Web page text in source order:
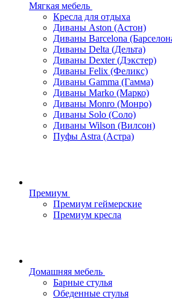
Мягкая мебель
Кресла для отдыха
Диваны Aston (Астон)
Диваны Barcelona
Диваны Delta (Дельта)
Диваны Dexter (Дэкстер)
Диваны Felix (Феликс)
Диваны Gamma (Гамма)
Диваны Marko (Марко)
Диваны Monro (Монро)
Диваны Solo (Соло)
Диваны Wilson (Вилсон)
Пуфы Astra (Астра)
Премиум
Премиум геймерские
Премиум кресла
Домашняя мебель
Барные стулья
Обеденные стулья